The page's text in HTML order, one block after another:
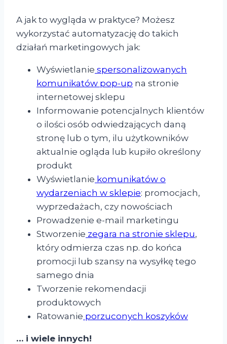
A jak to wygląda w praktyce? Możesz
wykorzystać automatyzację do takich
działań marketingowych jak:
Wyświetlanie spersonalizowanych
komunikatów pop-up na stronie
internetowej sklepu
Informowanie potencjalnych klientów
o ilości osób odwiedzających daną
stronę lub o tym, ilu użytkowników
aktualnie ogląda lub kupiło określony
produkt
Wyświetlanie komunikatów o
wydarzeniach w sklepie: promocjach,
wyprzedażach, czy nowościach
Prowadzenie e-mail marketingu
Stworzenie zegara na stronie sklepu,
który odmierza czas np. do końca
promocji lub szansy na wysyłkę tego
samego dnia
Tworzenie rekomendacji
produktowych
Ratowanie porzuconych koszyków
… i wiele innych!